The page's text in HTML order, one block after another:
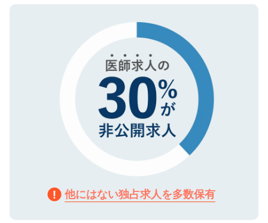
で、機密保持に関してもご安心ください。
ので、まずはご登録ください。
他にはない独占求人を多数保有